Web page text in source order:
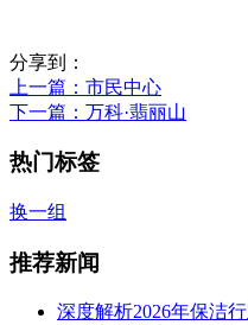
分享到：
上一篇 ：市民中心
下一篇 ：万科·翡丽山
热门标签
换一组
推荐新闻
深度解析2026年保洁